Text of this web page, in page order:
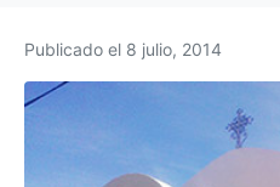
Publicado el 8 julio, 2014